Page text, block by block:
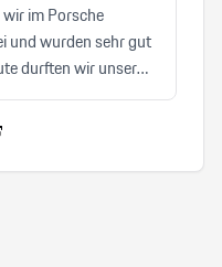
im Porsche
und wurden sehr gut
durften wir unser
A-Z zufrieden. Wir
und auch das
sehr empfehlen.
der keinen